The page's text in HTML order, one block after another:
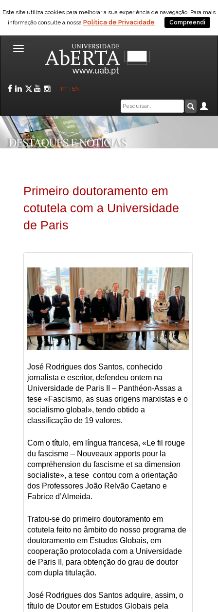
Este site utiliza cookies para melhorar a sua experiência de navegação. Para mais
informação consulte a nossa Política de Privacidade Compreendi
Toggle
Facebook
LinkedIn
Twitter
YouTube
Instagram
PT EN
Caixa
de
pesquisa
Primeiro doutoramento em
cotutela com a Universidade
de Paris
José Rodrigues dos Santos, conhecido
jornalista e escritor, defendeu ontem na
Universidade de Paris II – Panthéon-Assas a
tese «Fascismo, as suas origens marxistas e o
socialismo global», tendo obtido a
classificação de 19 valores.
Com o título, em língua francesa, «Le fil rouge
du fascisme – Nouveaux apports pour la
compréhension du fascisme et sa dimension
socialiste», a tese contou com a orientação
dos Professores João Relvão Caetano e
Fabrice d’Almeida.
Tratou-se do primeiro doutoramento em
cotutela feito no âmbito do nosso programa de
doutoramento em Estudos Globais, em
cooperação protocolada com a Universidade
de Paris II, para obtenção do grau de doutor
com dupla titulação.
José Rodrigues dos Santos adquire, assim, o
título de Doutor em Estudos Globais pela